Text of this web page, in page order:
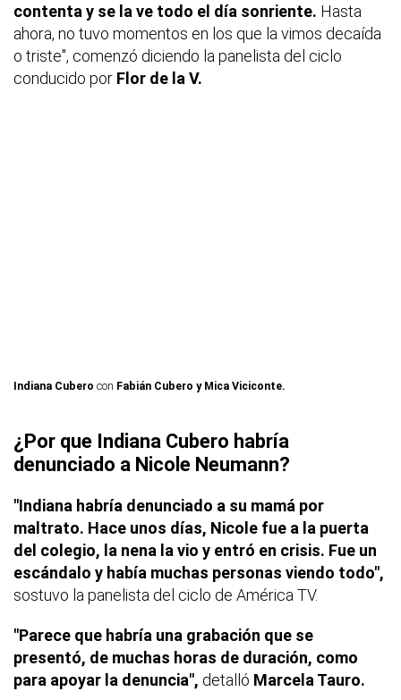
contenta y se la ve todo el día sonriente. Hasta
ahora, no tuvo momentos en los que la vimos decaída
o triste", comenzó diciendo la panelista del ciclo
conducido por Flor de la V.
Indiana Cubero con Fabián Cubero y Mica Viciconte.
¿Por que Indiana Cubero habría
denunciado a Nicole Neumann?
"Indiana habría denunciado a su mamá por
maltrato. Hace unos días, Nicole fue a la puerta
del colegio, la nena la vio y entró en crisis. Fue un
escándalo y había muchas personas viendo todo",
sostuvo la panelista del ciclo de América TV.
"Parece que habría una grabación que se
presentó, de muchas horas de duración, como
para apoyar la denuncia", detalló Marcela Tauro.